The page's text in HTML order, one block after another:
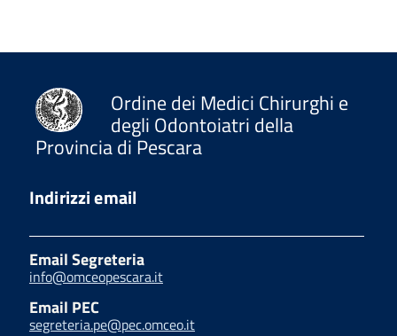
Ordine dei Medici Chirurghi e
degli Odontoiatri della
Provincia di Pescara
Indirizzi email
Email Segreteria
info@omceopescara.it
Email PEC
segreteria.pe@pec.omceo.it